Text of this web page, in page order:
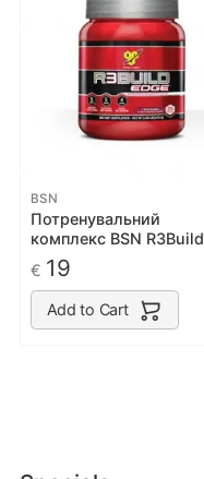
BSN
Потренувальний
комплекс BSN R3Build
Edge 475 g
€ 19
Add to Cart